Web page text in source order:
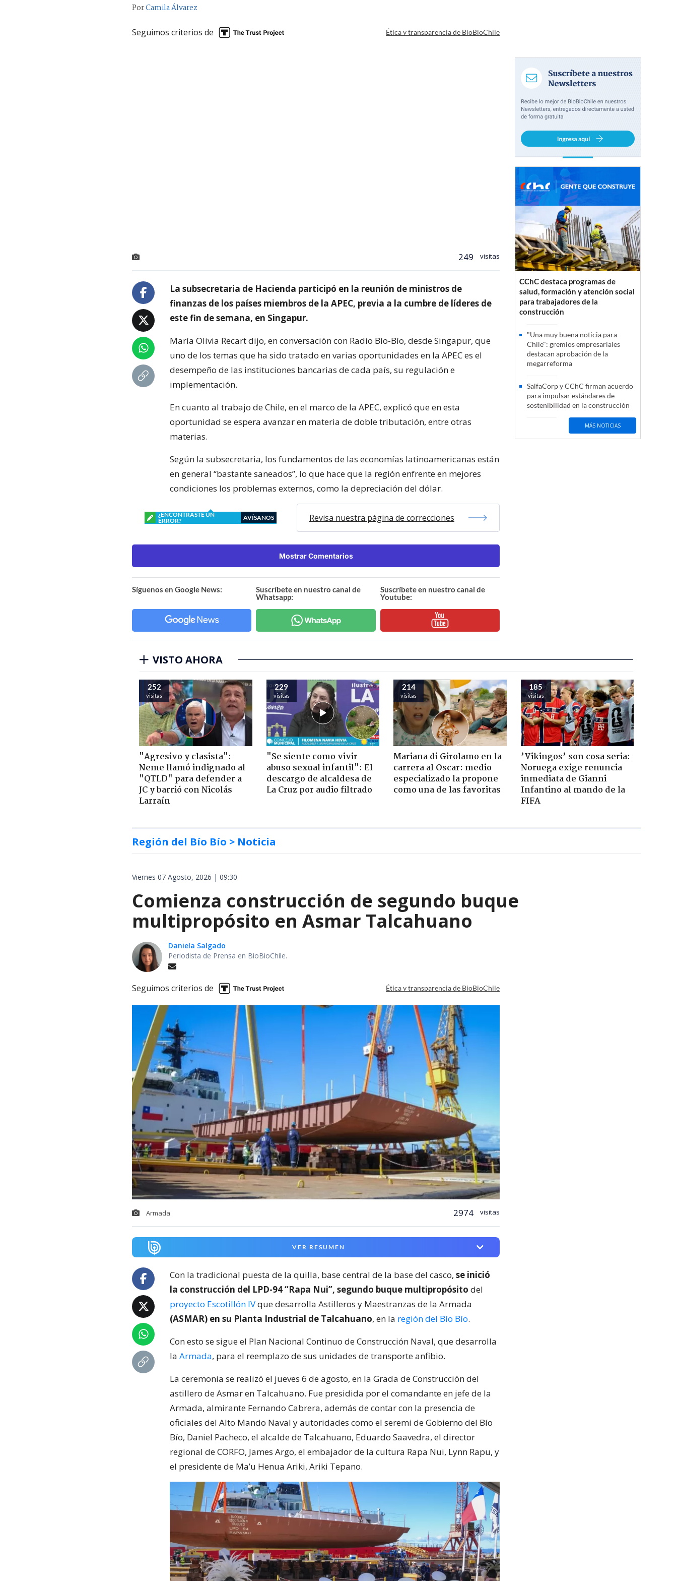
PorCamila Álvarez
Seguimos criterios de Ética y transparencia de BioBioChile
249 visitas
La subsecretaria de Hacienda participó en la reunión de ministros de
finanzas de los países miembros de la APEC, previa a la cumbre de líderes de
este fin de semana, en Singapur.
María Olivia Recart dijo, en conversación con Radio Bío-Bío, desde Singapur, que
uno de los temas que ha sido tratado en varias oportunidades en la APEC es el
desempeño de las instituciones bancarias de cada país, su regulación e
implementación.
En cuanto al trabajo de Chile, en el marco de la APEC, explicó que en esta
oportunidad se espera avanzar en materia de doble tributación, entre otras
materias.
Según la subsecretaria, los fundamentos de las economías latinoamericanas están
en general “bastante saneados”, lo que hace que la región enfrente en mejores
condiciones los problemas externos, como la depreciación del dólar.
¿ENCONTRASTE UN
ERROR?
AVÍSANOS Revisa nuestra página de correcciones
Mostrar Comentarios
Síguenos en Google News:
Suscríbete en nuestro canal de
Whatsapp:
Suscríbete en nuestro canal de
Youtube:
CChC destaca programas de
salud, formación y atención social
para trabajadores de la
construcción
"Una muy buena noticia para
Chile": gremios empresariales
destacan aprobación de la
megarreforma
SalfaCorp y CChC firman acuerdo
para impulsar estándares de
sostenibilidad en la construcción
MÁS NOTICIAS
VISTO AHORA
252
visitas
"Agresivo y clasista":
Neme llamó indignado al
"QTLD" para defender a
JC y barrió con Nicolás
Larraín
229
visitas
"Se siente como vivir
abuso sexual infantil": El
descargo de alcaldesa de
La Cruz por audio filtrado
214
visitas
Mariana di Girolamo en la
carrera al Oscar: medio
especializado la propone
como una de las favoritas
185
visitas
’Vikingos’ son cosa seria:
Noruega exige renuncia
inmediata de Gianni
Infantino al mando de la
FIFA
Región del Bío Bío > Noticia
Viernes 07 Agosto, 2026 | 09:30
Comienza construcción de segundo buque
multipropósito en Asmar Talcahuano
Daniela Salgado
Periodista de Prensa en BioBioChile.
Seguimos criterios de Ética y transparencia de BioBioChile
Armada 2974 visitas
VER RESUMEN
Con la tradicional puesta de la quilla, base central de la base del casco, se inició
la construcción del LPD-94 “Rapa Nui”, segundo buque multipropósito del
proyecto Escotillón IVque desarrolla Astilleros y Maestranzas de la Armada
(ASMAR) en su Planta Industrial de Talcahuano, en la región del Bío Bío.
Con esto se sigue el Plan Nacional Continuo de Construcción Naval, que desarrolla
la Armada, para el reemplazo de sus unidades de transporte anfibio.
La ceremonia se realizó el jueves 6 de agosto, en la Grada de Construcción del
astillero de Asmar en Talcahuano. Fue presidida por el comandante en jefe de la
Armada, almirante Fernando Cabrera, además de contar con la presencia de
oficiales del Alto Mando Naval y autoridades como el seremi de Gobierno del Bío
Bío, Daniel Pacheco, el alcalde de Talcahuano, Eduardo Saavedra, el director
regional de CORFO, James Argo, el embajador de la cultura Rapa Nui, Lynn Rapu, y
el presidente de Ma’u Henua Ariki, Ariki Tepano.